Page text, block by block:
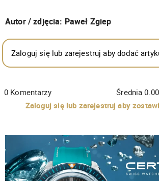
Autor / zdjęcia: Paweł Zgiep
Zaloguj się lub zarejestruj aby dodać
0 Komentarzy Średnia0.00
Zaloguj się lub zarejestruj aby